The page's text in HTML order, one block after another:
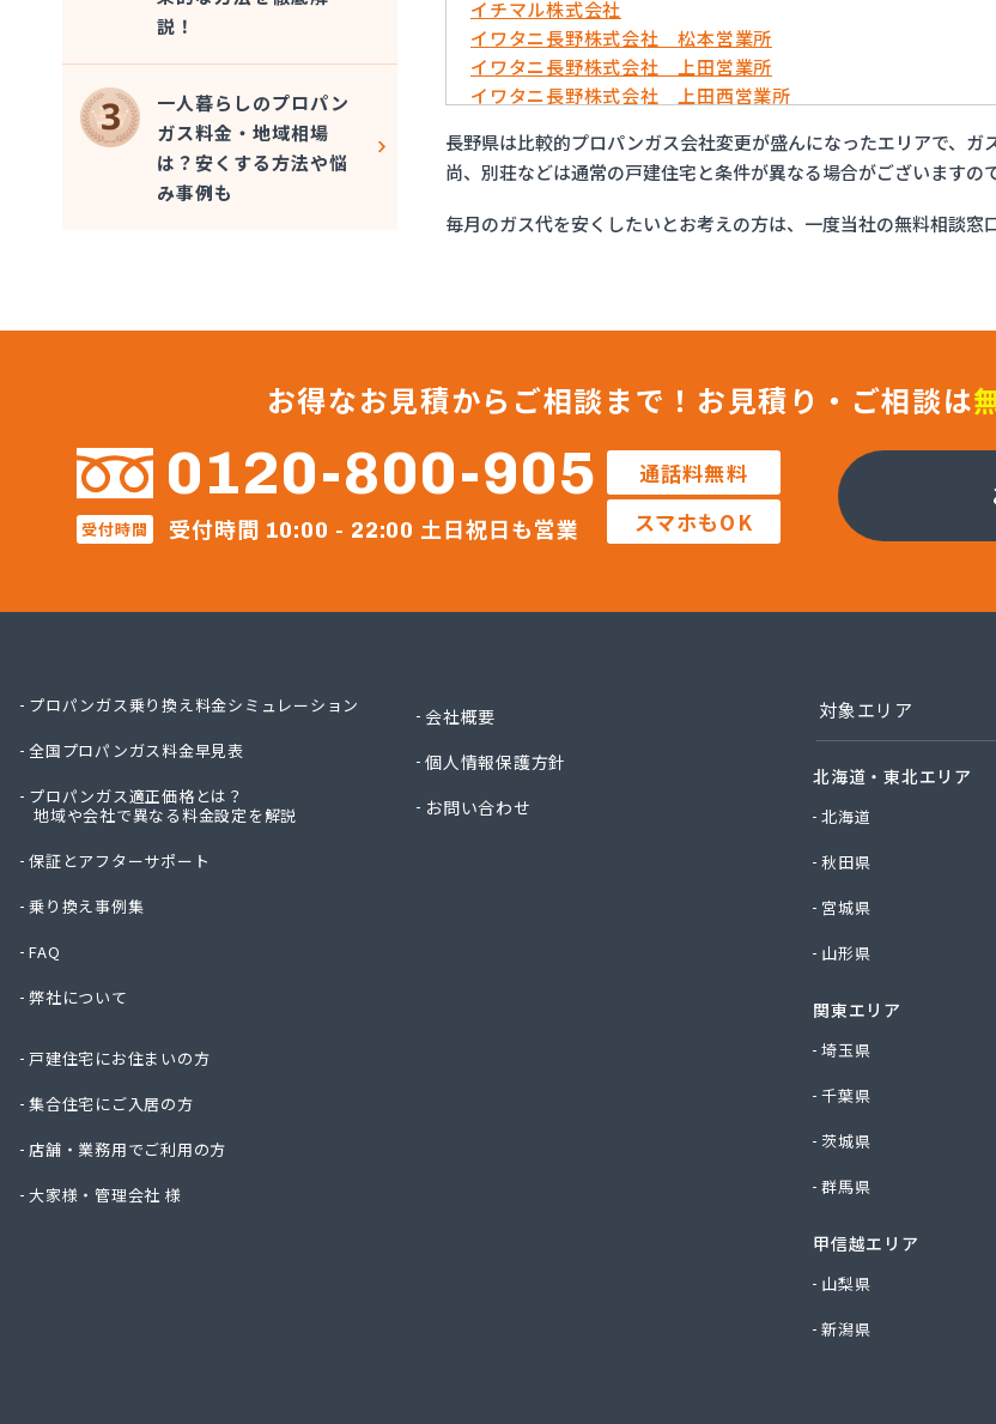
イチマル株式会社
イワタニ長野株式会社 松本営業所
イワタニ長野株式会社 上田営業所
イワタニ長野株式会社 上田西営業所
イワタニ長野株式会社 長野営業所
エッソ・ガスセンター長野
ガスネット佐久
グリーン総備
サンリン株式会社 長野支店
サンリン株式会社 佐久支店
サンリン株式会社 松本支店
ミヤバラガス株式会社
安藤商店
伊丹産業株式会社 長野工場
伊丹産業株式会社 千曲営業所
岡谷酸素株式会社 長野営業所
岡谷酸素株式会社 長野南営業所
株式会社エナジー内山
株式会社ホームエネルギー長野 長野センター
長野県は比較的プロパンガス会社変更が盛んになったエリアで、ガ
尚、別荘などは通常の戸建住宅と条件が異なる場合がございますの
毎月のガス代を安くしたいとお考えの方は、一度当社の無料相談窓
説！
一人暮らしのプロパン
ガス料金・地域相場
は？安くする方法や悩
み事例も
お得なお見積からご相談まで！ お見積り・ご相談は
0120-800-905
受付時間 受付時間 10:00 - 22:00 土日祝日も営業
通話料無料
スマホもOK
プロパンガス乗り換え料金シミュレーション
全国プロパンガス料金早見表
プロパンガス適正価格とは？
地域や会社で異なる料金設定を解説
保証とアフターサポート
乗り換え事例集
FAQ
弊社について
戸建住宅にお住まいの方
集合住宅にご入居の方
店舗・業務用でご利用の方
大家様・管理会社 様
会社概要
個人情報保護方針
お問い合わせ
対象エリア
北海道・東北エリア
北海道
秋田県
宮城県
山形県
関東エリア
埼玉県
千葉県
茨城県
群馬県
甲信越エリア
山梨県
新潟県